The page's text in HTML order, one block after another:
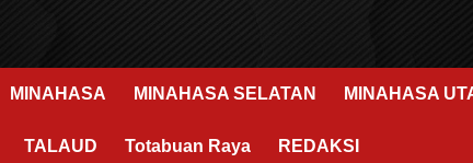
MINAHASA MINAHASA SELATAN MINAHASA
TALAUD Totabuan Raya REDAKSI